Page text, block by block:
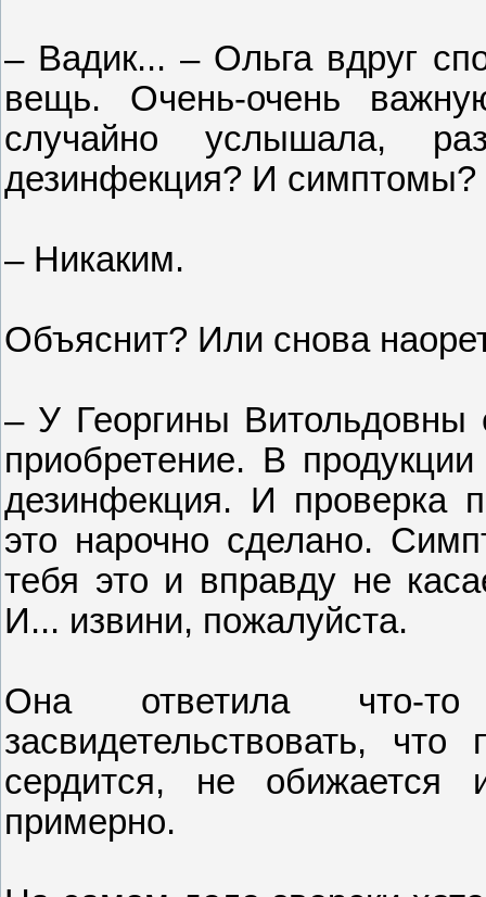
– Вадик... – Ольга вдруг
вещь. Очень-очень
случайно услышала,
дезинфекция? И симптомы?
– Никаким.
Объяснит? Или снова
– У Георгины Витольдовны
приобретение. В
дезинфекция. И проверка
это нарочно сделано.
тебя это и вправду не
И... извини, пожалуйста.
Она ответила что-то
засвидетельствовать,
сердится, не
примерно.